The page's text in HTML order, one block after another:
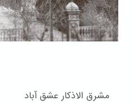
مشرق الاذکار عشق آباد